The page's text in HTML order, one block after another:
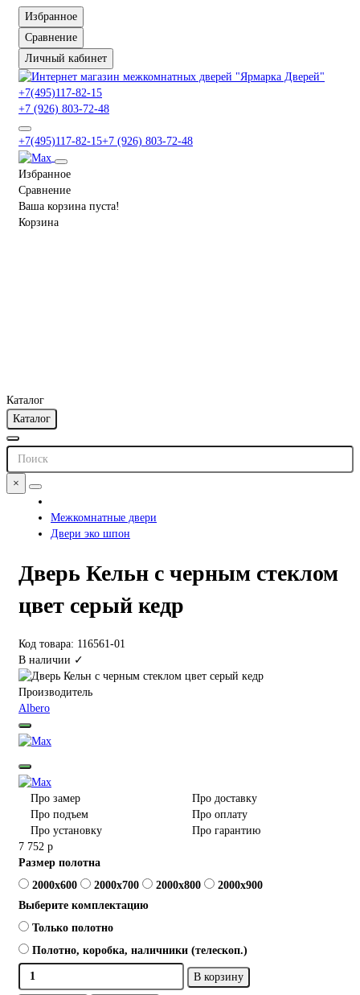
Избранное
Сравнение
Личный кабинет
+7(495)117-82-15
+7 (926) 803-72-48
+7(495)117-82-15+7 (926) 803-72-48
Избранное
Сравнение
Ваша корзина пуста!
Корзина
Каталог
Каталог
×
Межкомнатные двери
Двери эко шпон
Дверь Кельн с черным стеклом
цвет серый кедр
Код товара: 116561-01
В наличии ✓
Производитель
Albero
Про замер
Про доставку
Про подъем
Про оплату
Про установку
Про гарантию
7 752 р
Размер полотна
2000x600
2000x700 2000x800
2000x900
Выберите комплектацию
Только полотно
Полотно, коробка, наличники (телескоп.)
В корзину